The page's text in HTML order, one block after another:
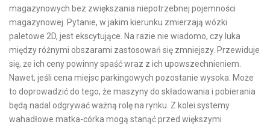
magazynowych bez zwiększania niepotrzebnej pojemności
magazynowej. Pytanie, w jakim kierunku zmierzają wózki
paletowe 2D, jest ekscytujące. Na razie nie wiadomo, czy luka
między różnymi obszarami zastosowań się zmniejszy. Przewiduje
się, że ich ceny powinny spaść wraz z ich upowszechnieniem.
Nawet, jeśli cena miejsc parkingowych pozostanie wysoka. Może
to doprowadzić do tego, że maszyny do składowania i pobierania
będą nadal odgrywać ważną rolę na rynku. Z kolei systemy
wahadłowe matka-córka mogą stanąć przed większymi